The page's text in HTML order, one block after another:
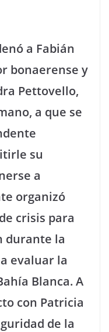
a Fabián
bonaerense y
Pettovello,
a que se
su
a
organizó
crisis para
durante la
evaluar la
Blanca. A
con Patricia
de la